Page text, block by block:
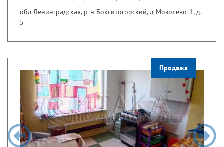
обл Ленинградская, р-н Бокситогорский, д Мозолево-1, д.
5
Продажа